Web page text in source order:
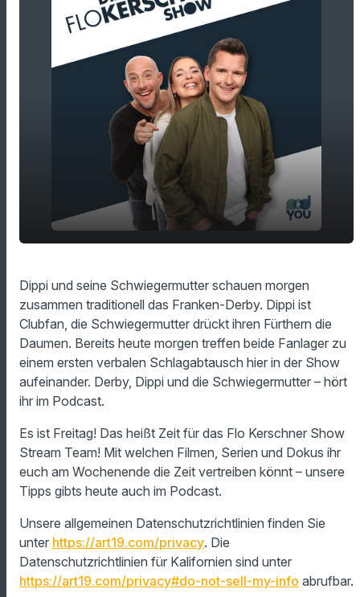
play_arrow
00:00 16:44
Dippi und seine Schwiegermutter schauen morgen
zusammen traditionell das Franken-Derby. Dippi ist
Clubfan, die Schwiegermutter drückt ihren Fürthern die
Daumen. Bereits heute morgen treffen beide Fanlager zu
einem ersten verbalen Schlagabtausch hier in der Show
aufeinander. Derby, Dippi und die Schwiegermutter – hört
ihr im Podcast.
Es ist Freitag! Das heißt Zeit für das Flo Kerschner Show
Stream Team! Mit welchen Filmen, Serien und Dokus ihr
euch am Wochenende die Zeit vertreiben könnt – unsere
Tipps gibts heute auch im Podcast.
Unsere allgemeinen Datenschutzrichtlinien finden Sie
unter https://art19.com/privacy. Die
Datenschutzrichtlinien für Kalifornien sind unter
https://art19.com/privacy#do-not-sell-my-info abrufbar.